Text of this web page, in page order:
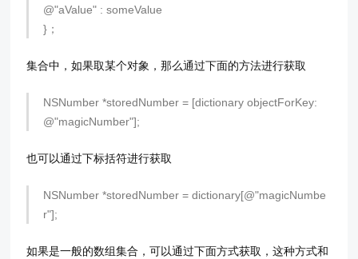
@"aValue" : someValue
}；
集合中，如果取某个对象，那么通过下面的方法进行获取
NSNumber *storedNumber = [dictionary objectForKey:
@"magicNumber"];
也可以通过下标括符进行获取
NSNumber *storedNumber = dictionary[@"magicNumbe
r"];
如果是一般的数组集合，可以通过下面方式获取，这种方式和